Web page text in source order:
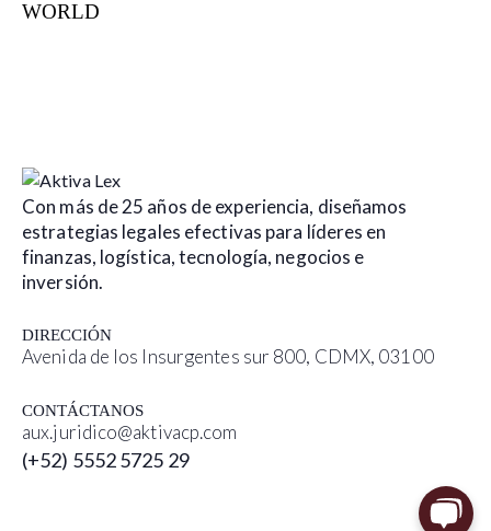
WORLD
Con más de 25 años de experiencia, diseñamos
estrategias legales efectivas para líderes en
finanzas, logística, tecnología, negocios e
inversión.
DIRECCIÓN
Avenida de los Insurgentes sur 800, CDMX, 03100
CONTÁCTANOS
aux.juridico@aktivacp.com
(+52) 5552 5725 29